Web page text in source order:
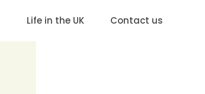
Life in the UK Contact us